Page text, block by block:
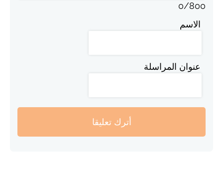
0/800
الاسم
عنوان المراسلة
أترك تعليقا